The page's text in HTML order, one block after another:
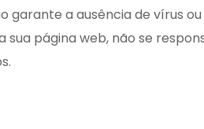
garante a ausência de
página web, não se